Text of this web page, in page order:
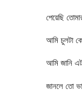
পেয়েছি
আমি চুলটা
আমি জানি
জানলে তো